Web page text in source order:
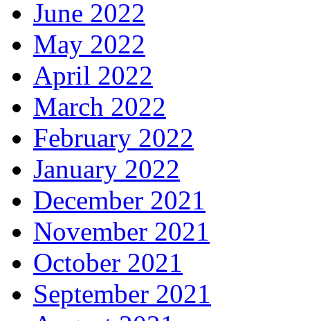
June 2022
May 2022
April 2022
March 2022
February 2022
January 2022
December 2021
November 2021
October 2021
September 2021